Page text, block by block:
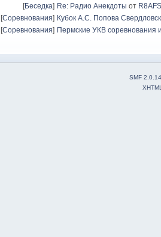
[Беседка] Re: Радио Анекдоты от R8AFS
[Соревнования] Кубок А.С. Попова
[Соревнования] Пермские УКВ соревнования
SMF 2.0.14